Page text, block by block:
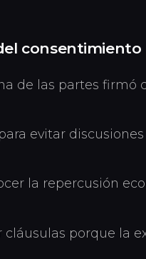
consentimiento
de las partes firmó
evitar
la repercusión
cláusulas porque la